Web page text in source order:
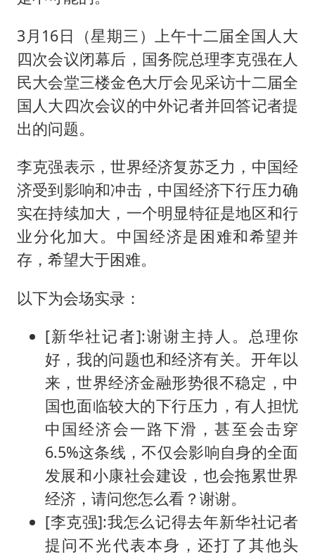
香港刷新1884年以来最高气温纪录
上海全力守护市民“菜篮子”
暑期研学游升温 在旅途中增长知识
BLG经理辟谣Bin离队
总书记点赞的非遗苗绣焕发新生机
3月16日（星期三）上午十二届全国人大
四次会议闭幕后，国务院总理李克强在人
民大会堂三楼金色大厅会见采访十二届全
国人大四次会议的中外记者并回答记者提
出的问题。
李克强表示，世界经济复苏乏力，中国经
济受到影响和冲击，中国经济下行压力确
实在持续加大，一个明显特征是地区和行
业分化加大。中国经济是困难和希望并
存，希望大于困难。
以下为会场实录：
[新华社记者]:谢谢主持人。总理你
好，我的问题也和经济有关。开年以
来，世界经济金融形势很不稳定，中
国也面临较大的下行压力，有人担忧
中国经济会一路下滑，甚至会击穿
6.5%这条线，不仅会影响自身的全面
发展和小康社会建设，也会拖累世界
经济，请问您怎么看？谢谢。
[李克强]:我怎么记得去年新华社记者
提问不光代表本身，还打了其他头